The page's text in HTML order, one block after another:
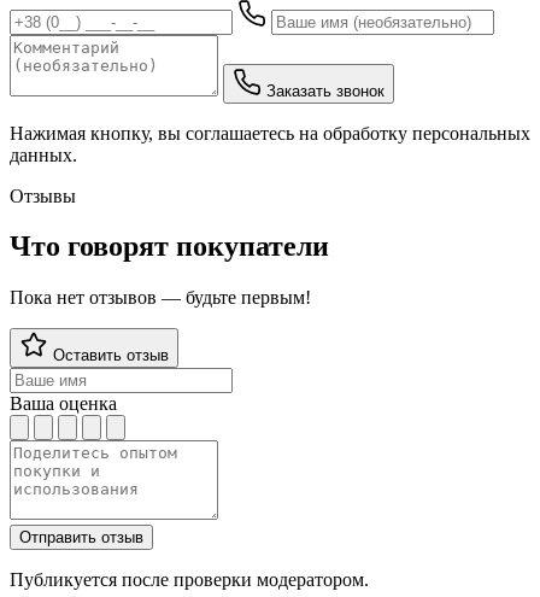
Заказать звонок
Нажимая кнопку, вы соглашаетесь на обработку персональных
данных.
Отзывы
Что говорят покупатели
Пока нет отзывов — будьте первым!
Оставить отзыв
Ваша оценка
Отправить отзыв
Публикуется после проверки модератором.